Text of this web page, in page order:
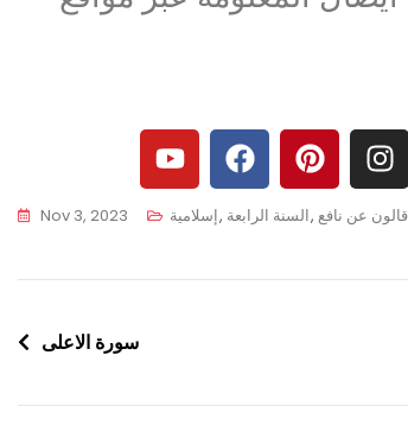
Nov 3, 2023 إسلامية, السنة الرابعة, قالون عن نافع
سورة الاعلى